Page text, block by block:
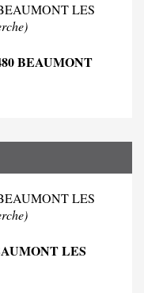
LES
BEAUMONT
LES
LES